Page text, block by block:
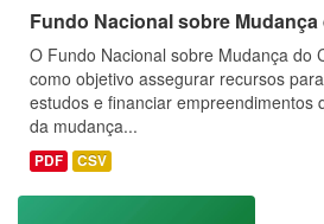
Fundo Nacional sobre Mudança
O Fundo Nacional sobre Mudança do
como objetivo assegurar recursos
estudos e financiar empreendimentos
da mudança...
PDF CSV